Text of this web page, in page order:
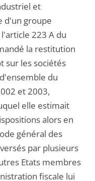
et
d'un groupe
223 A du
la restitution
sur les sociétés
du
et 2003,
elle estimait
alors en
général des
par plusieurs
Etats membres
fiscale lui